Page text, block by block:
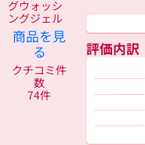
商品を見
る
クチコミ件
数
74件
評価内訳